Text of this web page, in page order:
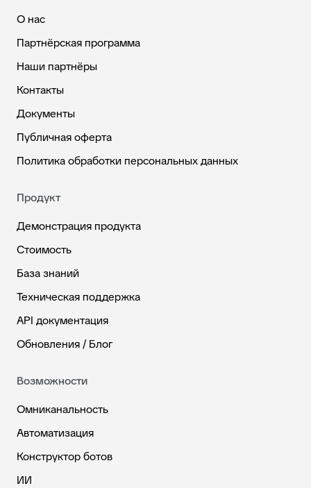
О нас
Партнёрская программа
Наши партнёры
Контакты
Документы
Публичная оферта
Политика обработки персональных данных
Продукт
Демонстрация продукта
Стоимость
База знаний
Техническая поддержка
API документация
Обновления / Блог
Возможности
Омниканальность
Автоматизация
Конструктор ботов
ИИ